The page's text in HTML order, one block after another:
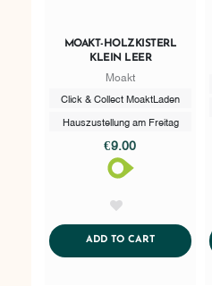
MOAKT-HOLZKISTERL
KLEIN LEER
Moakt
Click & Collect MoaktLaden
Hauszustellung am Freitag
€9.00
ADD TO CARTADDTOCART